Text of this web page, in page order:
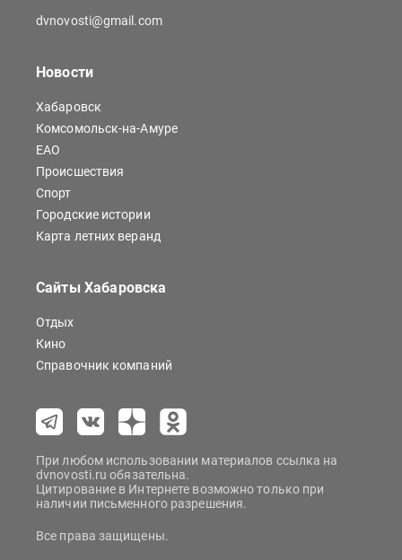
dvnovosti@gmail.com
Новости
Хабаровск
Комсомольск-на-Амуре
ЕАО
Происшествия
Спорт
Городские истории
Карта летних веранд
Сайты Хабаровска
Отдых
Кино
Справочник компаний
При любом использовании материалов ссылка на
dvnovosti.ru обязательна.
Цитирование в Интернете возможно только при
наличии письменного разрешения.
Все права защищены.